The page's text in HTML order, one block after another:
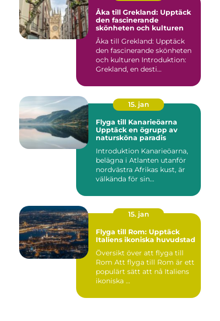
Åka till Grekland: Upptäck
den fascinerande
skönheten och kulturen
Åka till Grekland: Upptäck
den fascinerande skönheten
och kulturen Introduktion:
Grekland, en desti...
15. jan
Flyga till Kanarieöarna
Upptäck en ögrupp av
natursköna paradis
Introduktion Kanarieöarna,
belägna i Atlanten utanför
nordvästra Afrikas kust, är
välkända för sin...
15. jan
Flyga till Rom: Upptäck
Italiens ikoniska huvudstad
Översikt över att flyga till
Rom Att flyga till Rom är ett
populärt sätt att nå Italiens
ikoniska ...